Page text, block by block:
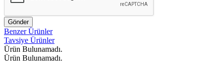
Gönder
Benzer Ürünler
Tavsiye Ürünler
Ürün Bulunamadı.
Ürün Bulunamadı.